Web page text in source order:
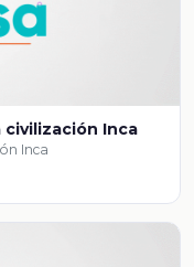
Inca
Inca